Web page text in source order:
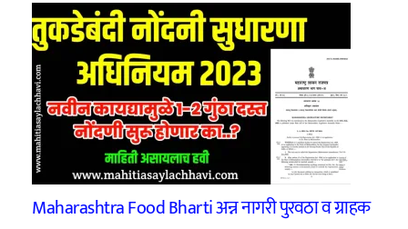
Maharashtra Food Bharti अन्न नागरी पुरवठा व ग्राहक